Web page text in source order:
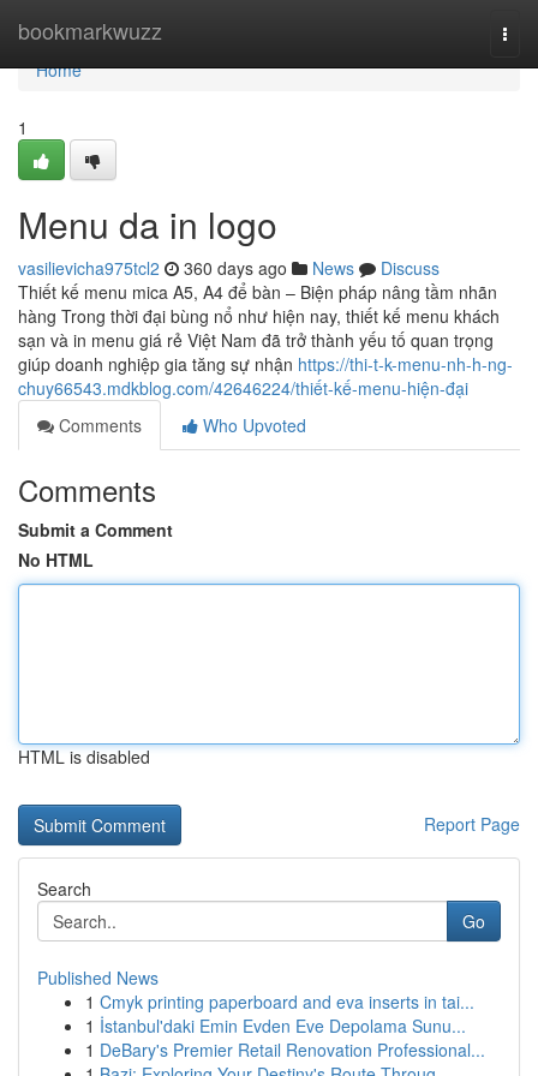
bookmarkwuzz
Home
Home
1
Menu da in logo
vasilievicha975tcl2 360 days ago News
Discuss
Thiết kế menu mica A5, A4 để bàn – Biện pháp nâng tầm nhãn
hàng Trong thời đại bùng nổ như hiện nay, thiết kế menu khách
sạn và in menu giá rẻ Việt Nam đã trở thành yếu tố quan trọng
giúp doanh nghiệp gia tăng sự nhận https://thi-t-k-menu-nh-h-ng-
chuy66543.mdkblog.com/42646224/thiết-kế-menu-hiện-đại
Comments
Who Upvoted
Comments
Submit a Comment
No HTML
HTML is disabled
Report Page
Search
Go
Published News
1 Cmyk printing paperboard and eva inserts in tai...
1 İstanbul'daki Emin Evden Eve Depolama Sunu...
1 DeBary's Premier Retail Renovation Professional...